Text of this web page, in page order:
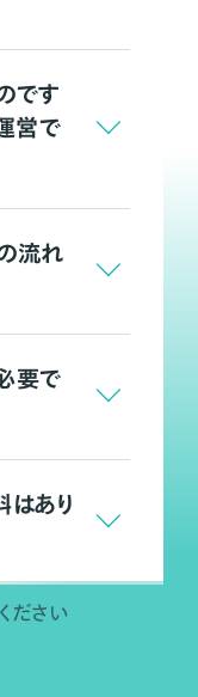
です
営で
流れ
要で
はあり
ださい